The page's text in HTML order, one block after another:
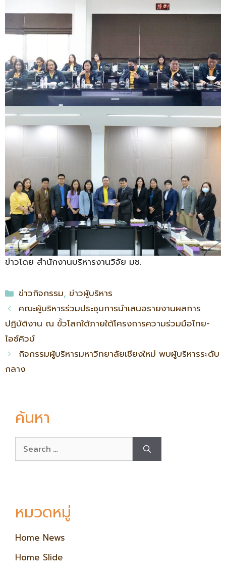
ข่าวโดย สำนักงานบริหารงานวิจัย มช.
ข่าวกิจกรรม, ข่าวผู้บริหาร
คณะผู้บริหารร่วมประชุมการนำเสนอรายงานผลการ
ปฏิบัติงาน ณ ขั้วโลกใต้ภายใต้โครงการความร่วมมือไทย-
ไอซ์คิวบ์
กิจกรรมผู้บริหารมหาวิทยาลัยเชียงใหม่ พบผู้บริหารระดับ
กลาง
ค้นหา
หมวดหมู่
Home News
Home Slide